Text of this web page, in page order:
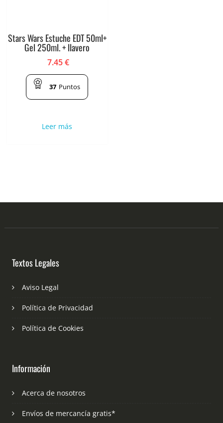
Stars Wars Estuche EDT 50ml+
Gel 250ml. + llavero
7.45€
37 Puntos
Leer más
Textos Legales
Aviso Legal
Política de Privacidad
Política de Cookies
Información
Acerca de nosotros
Envíos de mercancía gratis*